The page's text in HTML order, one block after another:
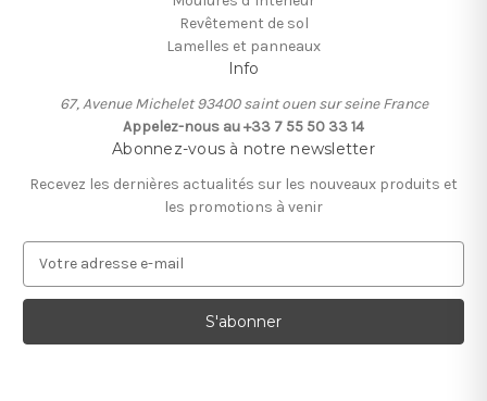
Revêtement de sol
Lamelles et panneaux
Info
67, Avenue Michelet 93400 saint ouen sur seine France
Appelez-nous au +33 7 55 50 33 14
Abonnez-vous à notre newsletter
Recevez les dernières actualités sur les nouveaux produits et
les promotions à venir
r
s